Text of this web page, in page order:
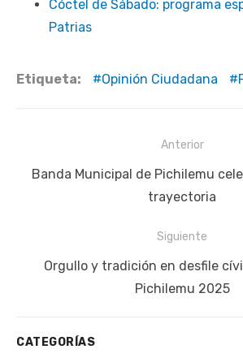
Cóctel de Sábado: programa
Patrias
Etiqueta: Opinión Ciudadana
de
Anterior
Publicación
Banda Municipal de Pichilemu
trayectoria
Siguiente
Siguiente
Orgullo y tradición en desfile
Pichilemu 2025
CATEGORÍAS